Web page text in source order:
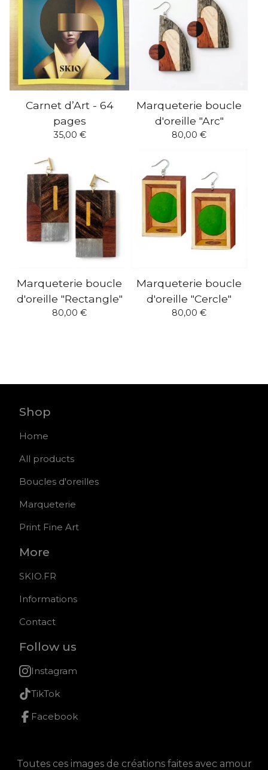
Carnet d’Art - 64
pages
35,00 €
Marqueterie boucle
d'oreille "Arc"
80,00 €
Marqueterie boucle
d'oreille "Rectangle"
80,00 €
Marqueterie boucle
d'oreille "Cercle"
80,00 €
Shop
Home
All products
Boucles d'oreilles
Marqueterie
Print Fine Art
More
SKIO.FR
Informations
Contact
Follow us
Instagram
TikTok
Facebook
Toutes ces images de créations faites avec amour